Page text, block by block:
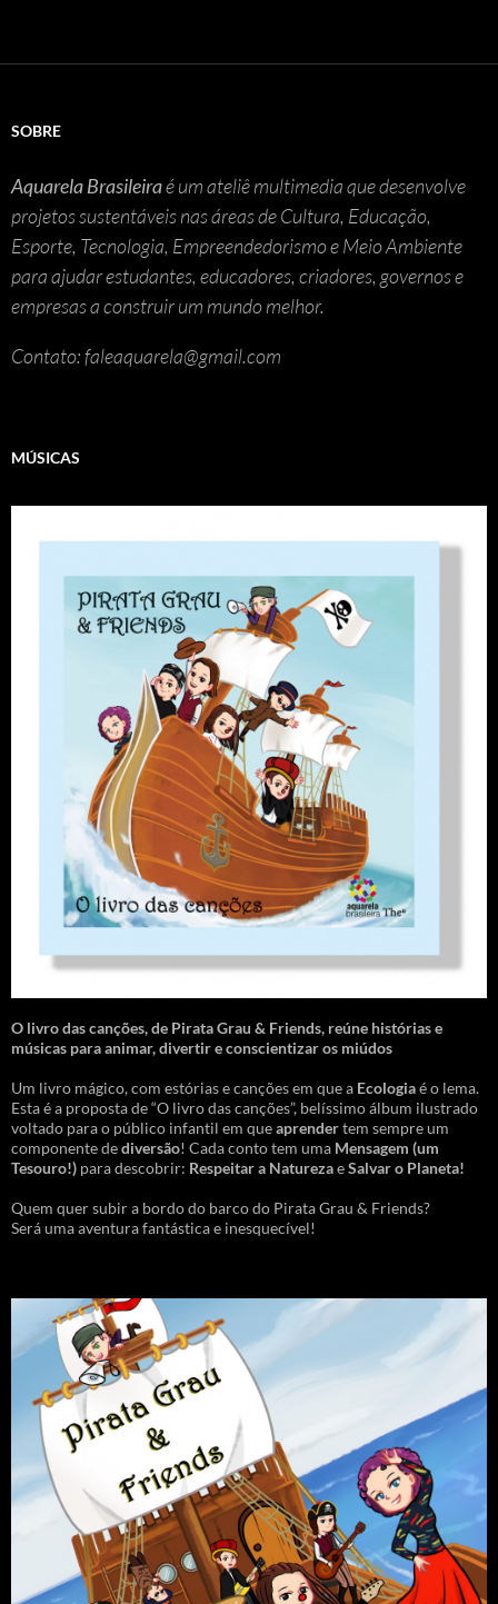
SOBRE
Aquarela Brasileiraé um ateliê multimedia que desenvolve
projetos sustentáveis nas áreas de Cultura, Educação,
Esporte, Tecnologia, Empreendedorismo e Meio Ambiente
para ajudar estudantes, educadores, criadores, governos e
empresas a construir um mundo melhor.
Contato: faleaquarela@gmail.com
MÚSICAS
O livro das canções,de Pirata Grau & Friends, reúne histórias e
músicas para animar, divertir e conscientizar os miúdos
Um livro mágico, com estórias e canções em que a Ecologiaé o lema.
Esta é a proposta de “O livro das canções”, belíssimo álbum ilustrado
voltado para o público infantil em queaprendertem sempre um
componente dediversão! Cada conto tem uma Mensagem (um
Tesouro!) para descobrir: Respeitar a NaturezaeSalvar o Planeta!
Quem quer subir a bordo do barco do Pirata Grau & Friends?
Será uma aventura fantástica e inesquecível!